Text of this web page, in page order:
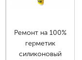
Ремонт на 100%
герметик
силиконовый